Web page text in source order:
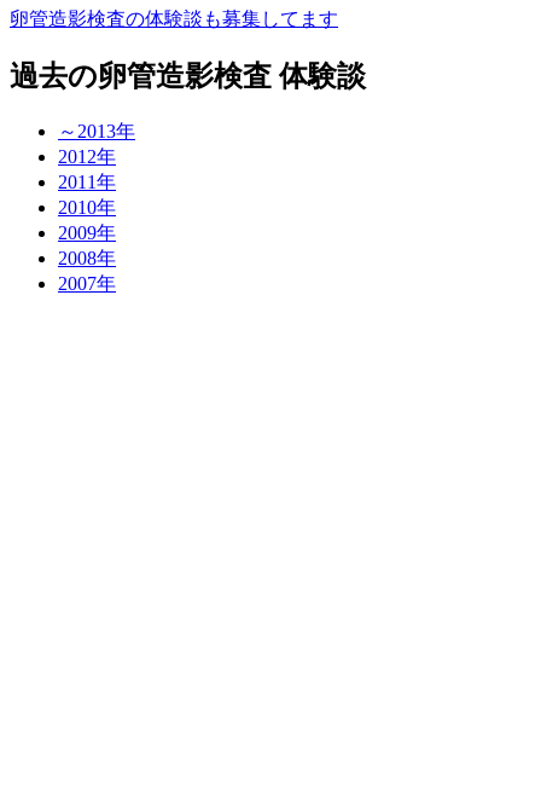
卵管造影検査の体験談も募集してます
過去の卵管造影検査 体験談
～2013年
2012年
2011年
2010年
2009年
2008年
2007年